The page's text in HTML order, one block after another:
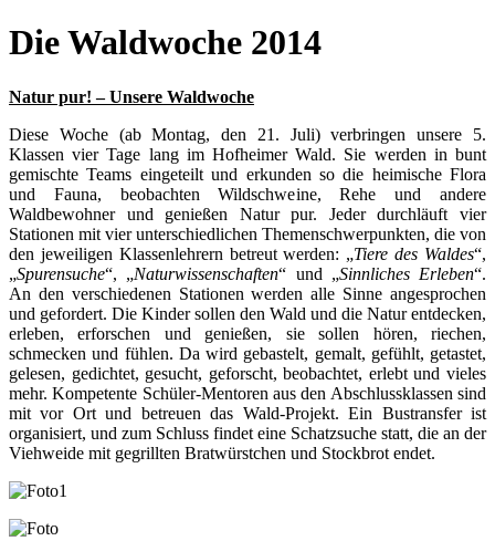
Die Waldwoche 2014
Natur pur! – Unsere Waldwoche
Diese Woche (ab Montag, den 21. Juli) verbringen unsere 5.
Klassen vier Tage lang im Hofheimer Wald. Sie werden in bunt
gemischte Teams eingeteilt und erkunden so die heimische Flora
und Fauna, beobachten Wildschweine, Rehe und andere
Waldbewohner und genießen Natur pur. Jeder durchläuft vier
Stationen mit vier unterschiedlichen Themenschwerpunkten, die von
den jeweiligen Klassenlehrern betreut werden: „Tiere des Waldes“,
„Spurensuche“, „Naturwissenschaften“ und „Sinnliches Erleben“.
An den verschiedenen Stationen werden alle Sinne angesprochen
und gefordert. Die Kinder sollen den Wald und die Natur entdecken,
erleben, erforschen und genießen, sie sollen hören, riechen,
schmecken und fühlen. Da wird gebastelt, gemalt, gefühlt, getastet,
gelesen, gedichtet, gesucht, geforscht, beobachtet, erlebt und vieles
mehr. Kompetente Schüler-Mentoren aus den Abschlussklassen sind
mit vor Ort und betreuen das Wald-Projekt. Ein Bustransfer ist
organisiert, und zum Schluss findet eine Schatzsuche statt, die an der
Viehweide mit gegrillten Bratwürstchen und Stockbrot endet.